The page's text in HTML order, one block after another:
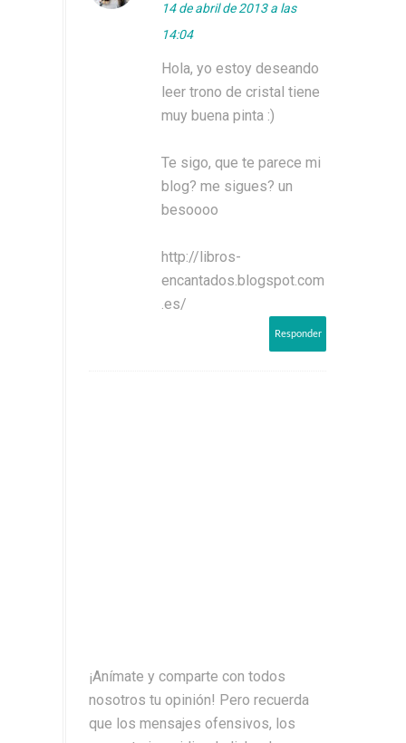
14 de abril de 2013 a las
14:04
Hola, yo estoy deseando
leer trono de cristal tiene
muy buena pinta :)
Te sigo, que te parece mi
blog? me sigues? un
besoooo
http://libros-
encantados.blogspot.com
.es/
Responder
¡Anímate y comparte con todos
nosotros tu opinión! Pero recuerda
que los mensajes ofensivos, los